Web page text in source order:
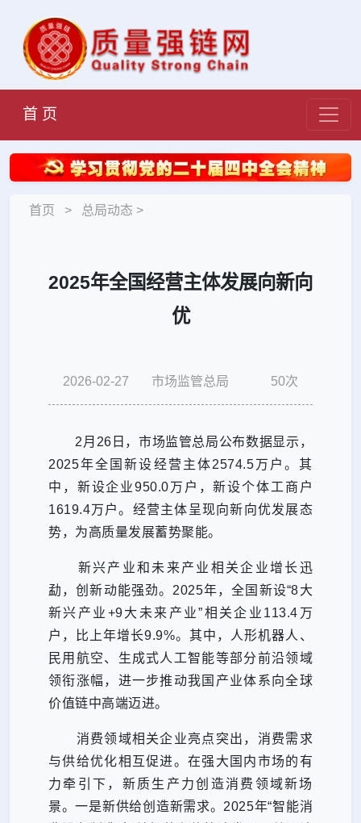
首 页
首页 > 总局动态 >
2025年全国经营主体发展向新向
优
2026-02-27 市场监管总局 50次
2月26日，市场监管总局公布数据显示，
2025年全国新设经营主体2574.5万户。其
中，新设企业950.0万户，新设个体工商户
1619.4万户。经营主体呈现向新向优发展态
势，为高质量发展蓄势聚能。
新兴产业和未来产业相关企业增长迅
勐，创新动能强劲。 2025年，全国新设“8大
新兴产业+9大未来产业”相关企业113.4万
户，比上年增长9.9%。其中，人形机器人、
民用航空、生成式人工智能等部分前沿领域
领衔涨幅，进一步推动我国产业体系向全球
价值链中高端迈进。
消费领域相关企业亮点突出，消费需求
与供给优化相互促进。在强大国内市场的有
力牵引下，新质生产力创造消费领域新场
景。一是新供给创造新需求。2025年“智能消